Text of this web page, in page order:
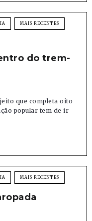
MAIS RECENTES
do trem-
que completa oito
popular tem de ir
MAIS RECENTES